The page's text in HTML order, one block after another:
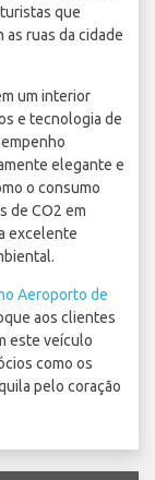
que
ruas da cidade
um interior
e tecnologia de
elegante e
o consumo
de CO2 em
excelente
Aeroporto de
aos clientes
este veículo
como os
pelo coração